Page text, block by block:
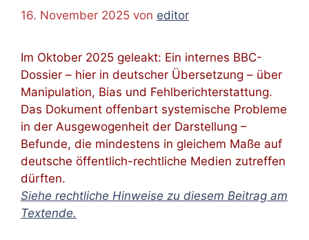
16. November 2025 von editor
Im Oktober 2025 geleakt: Ein internes BBC-
Dossier – hier in deutscher Übersetzung – über
Manipulation, Bias und Fehlberichterstattung.
Das Dokument offenbart systemische Probleme
in der Ausgewogenheit der Darstellung –
Befunde, die mindestens in gleichem Maße auf
deutsche öffentlich-rechtliche Medien zutreffen
dürften.
Siehe rechtliche Hinweise zu diesem Beitrag am
Textende.